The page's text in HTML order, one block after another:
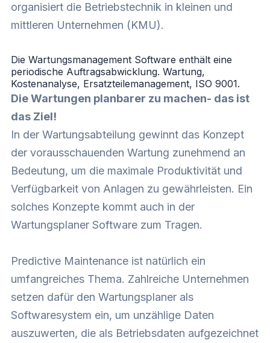
organisiert die Betriebstechnik in kleinen und
mittleren Unternehmen (KMU).
Die Wartungsmanagement Software enthält eine
periodische Auftragsabwicklung. Wartung,
Kostenanalyse, Ersatzteilemanagement, ISO 9001.
Die Wartungen planbarer zu machen- das ist
das Ziel!
In der Wartungsabteilung gewinnt das Konzept
der vorausschauenden Wartung zunehmend an
Bedeutung, um die maximale Produktivität und
Verfügbarkeit von Anlagen zu gewährleisten. Ein
solches Konzepte kommt auch in der
Wartungsplaner Software zum Tragen.
Predictive Maintenance ist natürlich ein
umfangreiches Thema. Zahlreiche Unternehmen
setzen dafür den Wartungsplaner als
Softwaresystem ein, um unzählige Daten
auszuwerten, die als Betriebsdaten aufgezeichnet